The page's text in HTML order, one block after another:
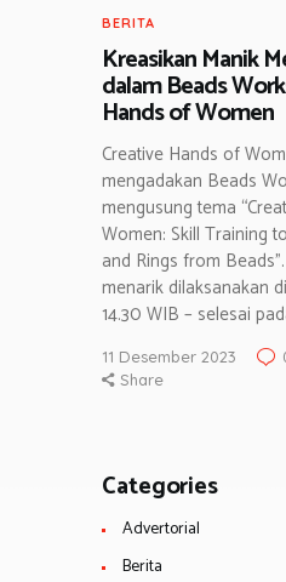
JALAN-JALAN
GAYA HIDUP
OLAHRAGA
OPINI
BERITA
Kreasikan Manik
dalam Beads
Hands of Women
Creative Hands of
mengadakan Beads
mengusung tema
Women: Skill Training
and Rings from
menarik dilaksanakan
14.30 WIB – selesai
11 Desember 2023
Share
Categories
Advertorial
Berita